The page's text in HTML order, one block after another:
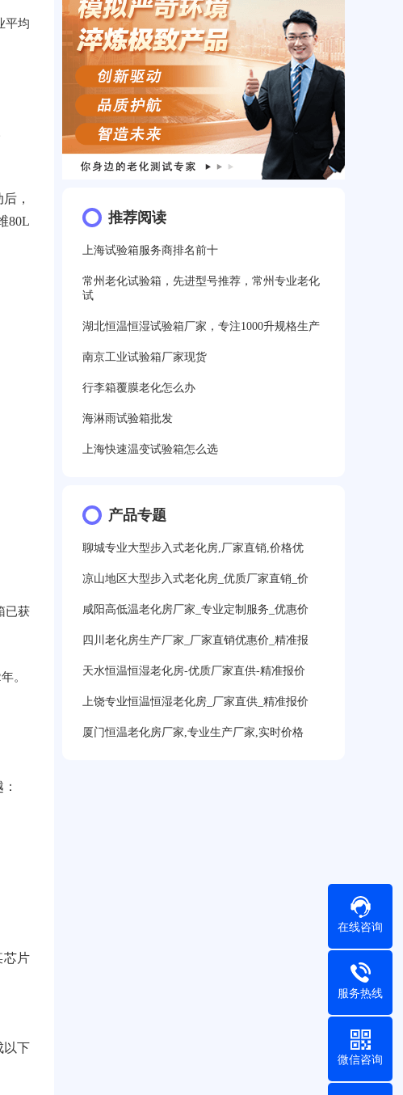
平均
，
80L
已获
。
芯片
以下
推荐阅读
上海试验箱服务商排名前十
常州老化试验箱，先进型号推荐，常州专业老化
试
湖北恒温恒湿试验箱厂家，专注1000升规格生产
南京工业试验箱厂家现货
行李箱覆膜老化怎么办
海淋雨试验箱批发
上海快速温变试验箱怎么选
产品专题
聊城专业大型步入式老化房,厂家直销,价格优
凉山地区大型步入式老化房_优质厂家直销_价
咸阳高低温老化房厂家_专业定制服务_优惠价
四川老化房生产厂家_厂家直销优惠价_精准报
天水恒温恒湿老化房-优质厂家直供-精准报价
上饶专业恒温恒湿老化房_厂家直供_精准报价
厦门恒温老化房厂家,专业生产厂家,实时价格
在线咨询
服务热线
微信咨询